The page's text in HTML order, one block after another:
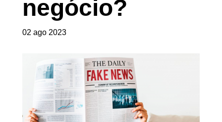
negócio?
02 ago 2023